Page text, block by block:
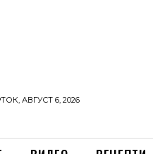
АВГУСТ 6, 2026